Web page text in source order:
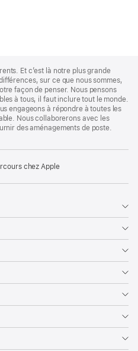
Et c’est là notre plus grande
sur ce que nous sommes,
façon de penser. Nous pensons
à tous, il faut inclure tout le monde.
engageons à répondre à toutes les
Nous collaborerons avec les
des aménagements de poste.
chez Apple